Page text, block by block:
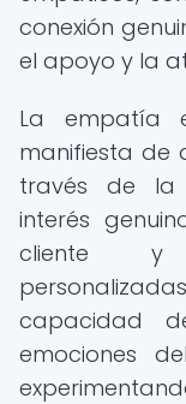
conexión
el apoyo y la
La empatía
manifiesta de
través de la
interés
cliente y
capacidad
emociones